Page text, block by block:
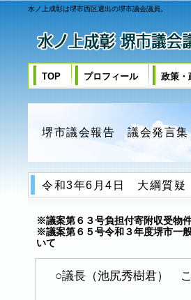
水ノ上成彰は堺市西区選出の堺市議会議員。
堺市議会報告 議会発言集
令和3年6月4日 大綱質疑
※議案第６３号負担付寄附収受物
※議案第６５号令和３年度堺市一
いて
○議長（池尻秀樹君）
TOP プロフィール 政策・